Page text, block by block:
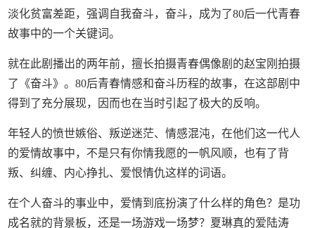
淡化贫富差距，强调自我奋斗，奋斗，成为了80后一代青春
故事中的一个关键词。
就在此剧播出的两年前，擅长拍摄青春偶像剧的赵宝刚拍摄
了《奋斗》。80后青春情感和奋斗历程的故事，在这部剧中
得到了充分展现，因而也在当时引起了极大的反响。
年轻人的愤世嫉俗、叛逆迷茫、情感混沌，在他们这一代人
的爱情故事中，不是只有你情我愿的一帆风顺，也有了背
叛、纠缠、内心挣扎、爱恨情仇这样的词语。
在个人奋斗的事业中，爱情到底扮演了什么样的角色？是功
成名就的背景板，还是一场游戏一场梦？夏琳真的爱陆涛